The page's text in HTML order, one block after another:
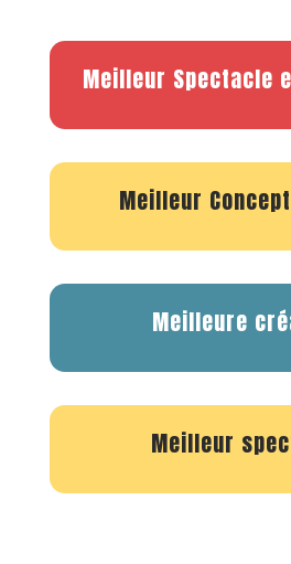
Meilleur Spectacle
Meilleur
Meilleure
Meilleur